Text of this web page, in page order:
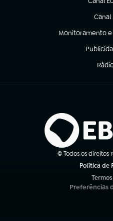
(abre
Canal
(abre
Monitoramento e
(abre em nova
(abre em
© Todos os direitos
Política de
(abre
Preferências